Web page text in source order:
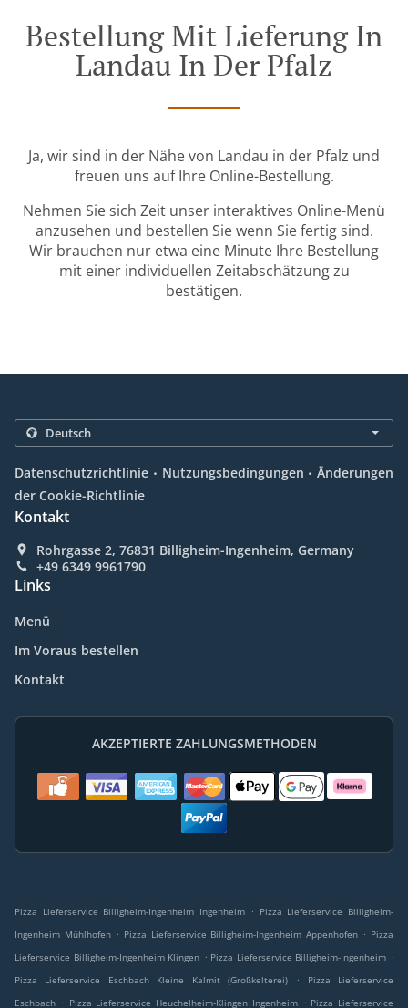
Bestellung Mit Lieferung In
Landau In Der Pfalz
Ja, wir sind in der Nähe von Landau in der Pfalz und
freuen uns auf Ihre Online-Bestellung.
Nehmen Sie sich Zeit unser interaktives Online-Menü
anzusehen und bestellen Sie wenn Sie fertig sind.
Wir brauchen nur etwa eine Minute Ihre Bestellung
mit einer individuellen Zeitabschätzung zu
bestätigen.
Datenschutzrichtlinie . Nutzungsbedingungen . Änderungen
der Cookie-Richtlinie
Kontakt
Rohrgasse 2, 76831 Billigheim-Ingenheim, Germany
+49 6349 9961790
Links
Menü
Im Voraus bestellen
Kontakt
AKZEPTIERTE ZAHLUNGSMETHODEN
Pizza Lieferservice Billigheim-Ingenheim Ingenheim . Pizza Lieferservice Billigheim-
Ingenheim Mühlhofen . Pizza Lieferservice Billigheim-Ingenheim Appenhofen . Pizza
Lieferservice Billigheim-Ingenheim Klingen . Pizza Lieferservice Billigheim-Ingenheim .
Pizza Lieferservice Eschbach Kleine Kalmit (Großkelterei)
.
Pizza Lieferservice
Eschbach . Pizza Lieferservice Heuchelheim-Klingen Ingenheim . Pizza Lieferservice